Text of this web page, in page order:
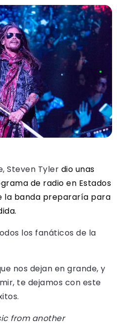
Steven Tyler dio unas
de radio en Estados
la banda prepararía para
los fanáticos de la
nos dejan en grande, y
te dejamos con este
from another